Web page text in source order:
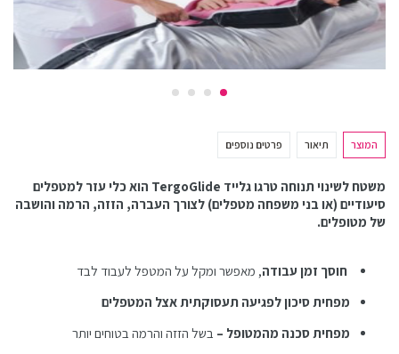
המוצר תיאור פרטים נוספים
משטח לשינוי תנוחה טרגו גלייד TergoGlide הוא כלי עזר למטפלים
סיעודיים (או בני משפחה מטפלים) לצורך העברה, הזזה, הרמה והושבה
של מטופלים.
חוסך זמן עבודה, מאפשר ומקל על המטפל לעבוד לבד
מפחית סיכון לפגיעה תעסוקתית אצל המטפלים
מפחית סכנה מהמטופל – בשל הזזה והרמה בטוחים יותר